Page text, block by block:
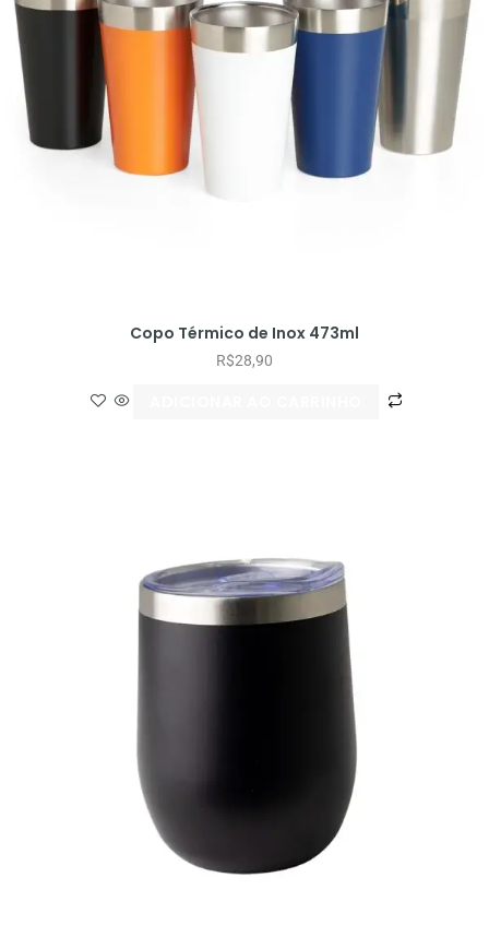
Copo Térmico de Inox 473ml
R$28,90